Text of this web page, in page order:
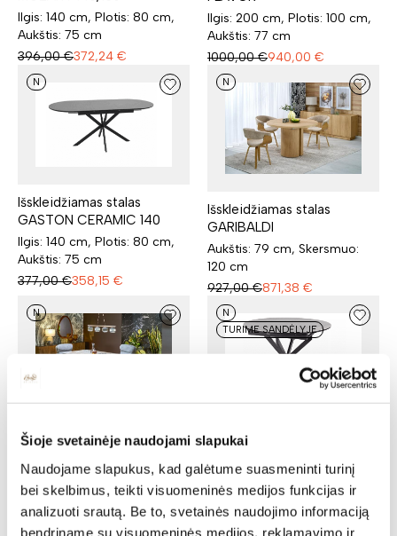
Šioje svetainėje naudojami slapukai
Naudojame slapukus, kad galėtume suasmeninti turinį
bei skelbimus, teikti visuomeninės medijos funkcijas ir
analizuoti srautą. Be to, svetainės naudojimo informaciją
bendriname su visuomeninės medijos, reklamavimo ir
Ilgis: 140 cm, Plotis: 80 cm,
Aukštis: 75 cm
396,00 €372,24 €
Ilgis: 200 cm, Plotis: 100 cm,
Aukštis: 77 cm
1000,00 €940,00 €
N
Išskleidžiamas stalas
GASTON CERAMIC 140
Ilgis: 140 cm, Plotis: 80 cm,
Aukštis: 75 cm
377,00 €358,15 €
N
Išskleidžiamas stalas
GARIBALDI
Aukštis: 79 cm, Skersmuo:
120 cm
927,00 €871,38 €
N
Išskleidžiamas stalas VINCE
Ilgis: 180 cm, Plotis: 90 cm,
Aukštis: 85 cm
492,56
N
TURIME SANDĖLYJE
Išskleidžiamas stalas
GASTON CERAMIC 100
Aukštis: 75 cm, Skersmuo:
100 cm
Yra kelių spalvų
324,00 € 307,80 €